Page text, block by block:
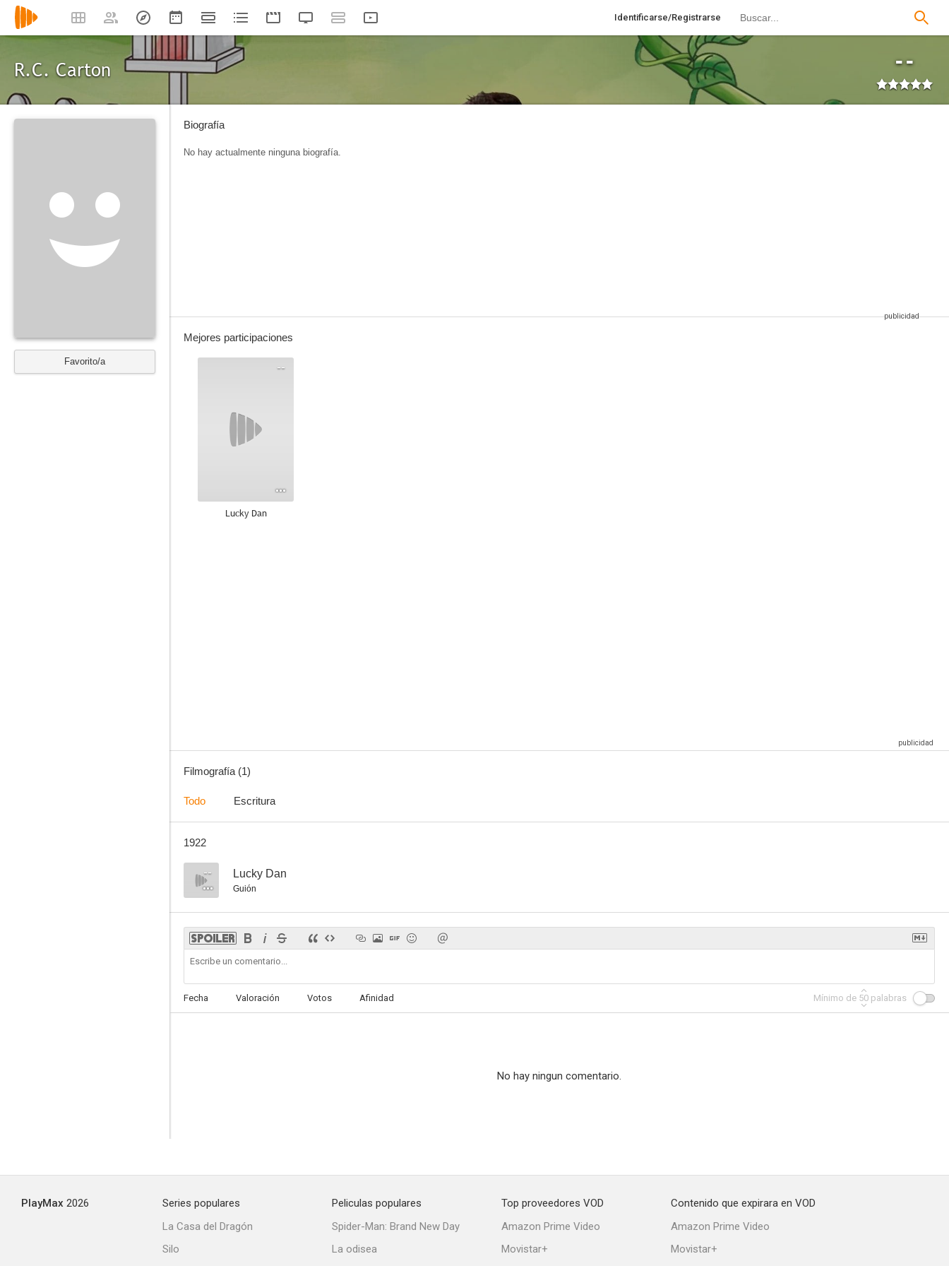
Identificarse/Registrarse
R.C. Carton --
Favorito/a
Biografía
No hay actualmente ninguna biografía.
Mejores participaciones
--
Lucky Dan
Filmografía (1)
Todo Escritura
1922
-- Lucky Dan
Guión
Fecha Valoración Votos Afinidad Mínimo de 50 palabras
No hay ningun comentario.
PlayMax 2026
Series populares
La Casa del Dragón
Silo
Peliculas populares
Spider-Man: Brand New Day
La odisea
Top proveedores VOD
Amazon Prime Video
Movistar+
Contenido que expirara en VOD
Amazon Prime Video
Movistar+